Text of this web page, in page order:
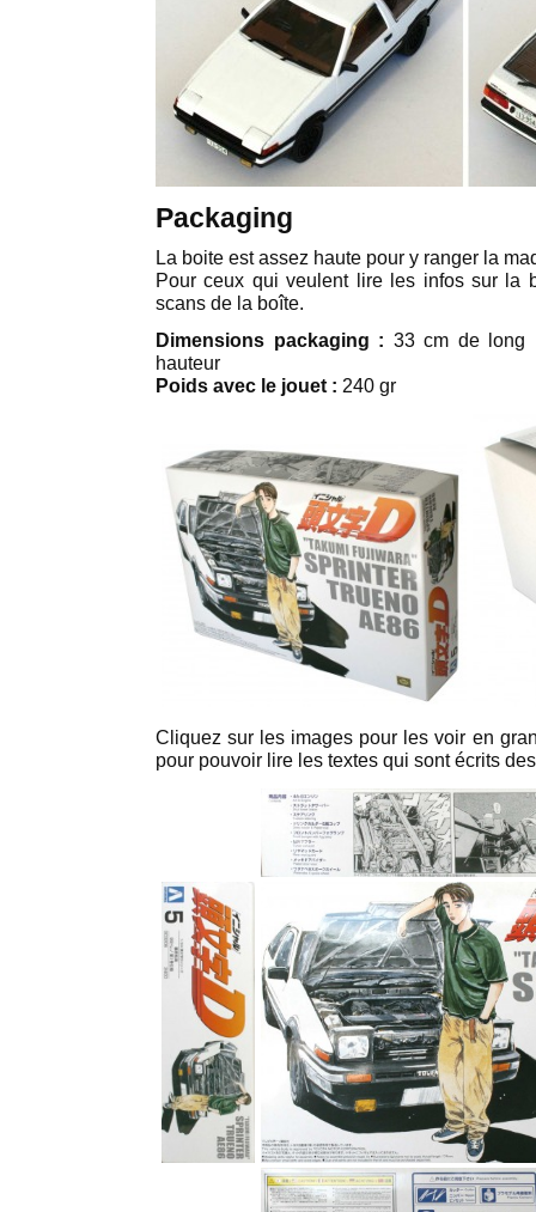
Packaging
La boite est assez haute pour y ranger la
Pour ceux qui veulent lire les infos sur la
scans de la boîte.
Dimensions packaging : 33 cm de long
hauteur
Poids avec le jouet : 240 gr
Cliquez sur les images pour les voir en
pour pouvoir lire les textes qui sont écrits